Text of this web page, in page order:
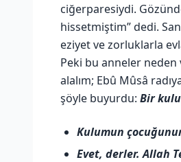
ciğerparesiydi.
hissetmiştim” dedi.
eziyet ve zorluklarla
Peki bu anneler neden
alalım; Ebû Mûsâ
şöyle buyurdu: Bir
Kulumun
Evet, derler. Allah